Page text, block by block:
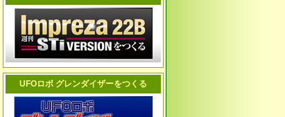
UFOロボ グレンダイザーをつくる